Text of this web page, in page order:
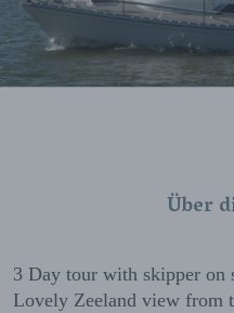
Über
3 Day tour with skipper on
Lovely Zeeland view from